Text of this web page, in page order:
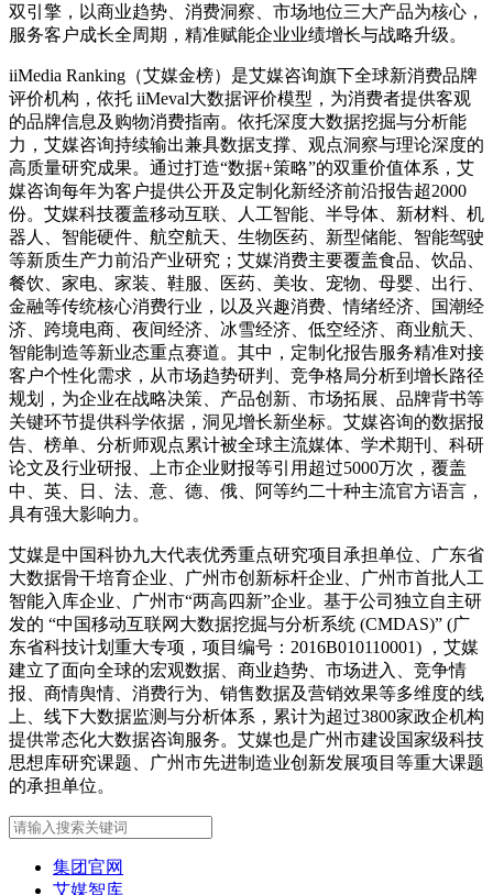
双引擎，以商业趋势、消费洞察、市场地位三大产品为核心，
服务客户成长全周期，精准赋能企业业绩增长与战略升级。
iiMedia Ranking（艾媒金榜）是艾媒咨询旗下全球新消费品牌
评价机构，依托 iiMeval大数据评价模型，为消费者提供客观
的品牌信息及购物消费指南。依托深度大数据挖掘与分析能
力，艾媒咨询持续输出兼具数据支撑、观点洞察与理论深度的
高质量研究成果。通过打造“数据+策略”的双重价值体系，艾
媒咨询每年为客户提供公开及定制化新经济前沿报告超2000
份。艾媒科技覆盖移动互联、人工智能、半导体、新材料、机
器人、智能硬件、航空航天、生物医药、新型储能、智能驾驶
等新质生产力前沿产业研究；艾媒消费主要覆盖食品、饮品、
餐饮、家电、家装、鞋服、医药、美妆、宠物、母婴、出行、
金融等传统核心消费行业，以及兴趣消费、情绪经济、国潮经
济、跨境电商、夜间经济、冰雪经济、低空经济、商业航天、
智能制造等新业态重点赛道。其中，定制化报告服务精准对接
客户个性化需求，从市场趋势研判、竞争格局分析到增长路径
规划，为企业在战略决策、产品创新、市场拓展、品牌背书等
关键环节提供科学依据，洞见增长新坐标。艾媒咨询的数据报
告、榜单、分析师观点累计被全球主流媒体、学术期刊、科研
论文及行业研报、上市企业财报等引用超过5000万次，覆盖
中、英、日、法、意、德、俄、阿等约二十种主流官方语言，
具有强大影响力。
艾媒是中国科协九大代表优秀重点研究项目承担单位、广东省
大数据骨干培育企业、广州市创新标杆企业、广州市首批人工
智能入库企业、广州市“两高四新”企业。基于公司独立自主研
发的 “中国移动互联网大数据挖掘与分析系统 (CMDAS)” (广
东省科技计划重大专项，项目编号：2016B010110001) ，艾媒
建立了面向全球的宏观数据、商业趋势、市场进入、竞争情
报、商情舆情、消费行为、销售数据及营销效果等多维度的线
上、线下大数据监测与分析体系，累计为超过3800家政企机构
提供常态化大数据咨询服务。艾媒也是广州市建设国家级科技
思想库研究课题、广州市先进制造业创新发展项目等重大课题
的承担单位。
集团官网
艾媒智库